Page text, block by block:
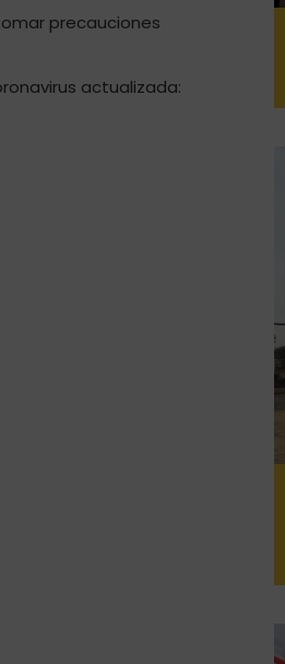
precauciones
actualizada: